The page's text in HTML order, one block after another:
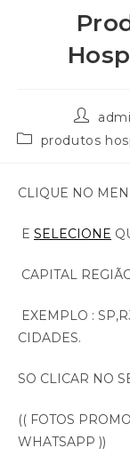
produtos
CLIQUE NO
E SELECIONE
CAPITAL
EXEMPLO :
CIDADES.
SO CLICAR NO
(( FOTOS
WHATSAPP ))